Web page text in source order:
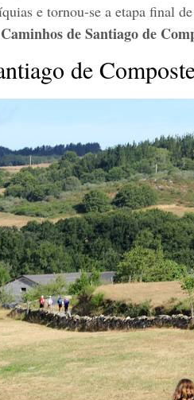
e tornou-se a etapa final
Caminhos de Santiago de
de